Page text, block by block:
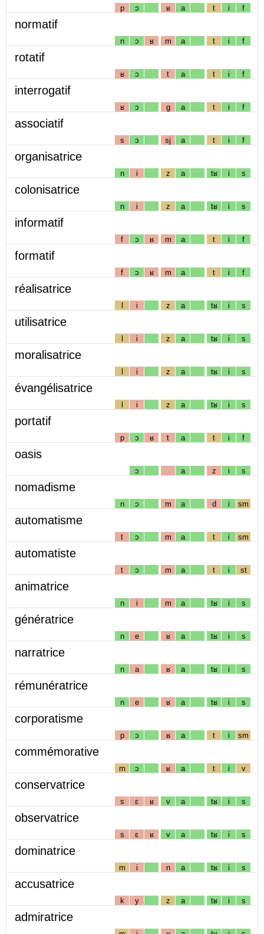
p ɔ ʁ a t i f
normatif
n ɔ ʁ m a t i f
rotatif
ʁ ɔ t a t i f
interrogatif
ʁ ɔ g a t i f
associatif
s ɔ sj a t i f
organisatrice
n i z a tʁ i s
colonisatrice
n i z a tʁ i s
informatif
f ɔ ʁ m a t i f
formatif
f ɔ ʁ m a t i f
réalisatrice
l i z a tʁ i s
utilisatrice
l i z a tʁ i s
moralisatrice
l i z a tʁ i s
évangélisatrice
l i z a tʁ i s
portatif
p ɔ ʁ t a t i f
oasis
ɔ a z i s
nomadisme
n ɔ m a d i sm
automatisme
t ɔ m a t i sm
automatiste
t ɔ m a t i st
animatrice
n i m a tʁ i s
génératrice
n e ʁ a tʁ i s
narratrice
n a ʁ a tʁ i s
rémunératrice
n e ʁ a tʁ i s
corporatisme
p ɔ ʁ a t i sm
commémorative
m ɔ ʁ a t i v
conservatrice
s ɛ ʁ v a tʁ i s
observatrice
s ɛ ʁ v a tʁ i s
dominatrice
m i n a tʁ i s
accusatrice
k y z a tʁ i s
admiratrice